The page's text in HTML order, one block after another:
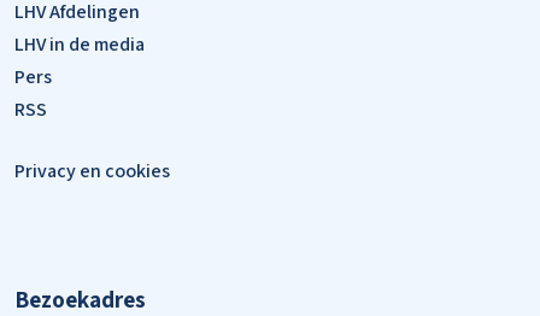
LHV Afdelingen
LHV in de media
Pers
RSS
Privacy en cookies
Bezoekadres